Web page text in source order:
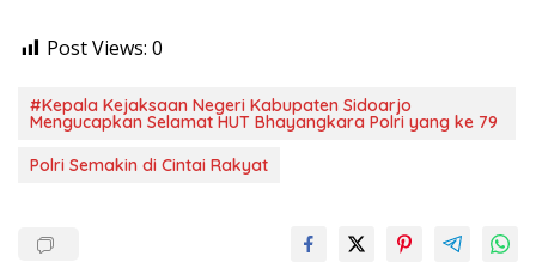
Post Views: 0
#Kepala Kejaksaan Negeri Kabupaten Sidoarjo
Mengucapkan Selamat HUT Bhayangkara Polri yang ke 79
Polri Semakin di Cintai Rakyat